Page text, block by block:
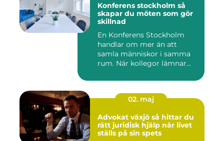
Konferens stockholm så
skapar du möten som gör
skillnad
En Konferens Stockholm
handlar om mer än att
samla människor i samma
rum. När kollegor lämnar
02. maj
Advokat växjö så hittar du
rätt juridisk hjälp när livet
ställs på sin spets